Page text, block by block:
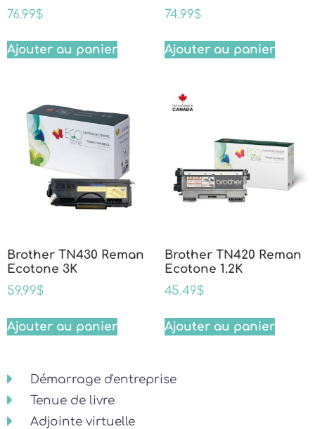
76.99$
Ajouter au panier
74.99$
Ajouter au panier
Brother TN430 Reman
Ecotone 3K
59.99$
Ajouter au panier
Brother TN420 Reman
Ecotone 1.2K
45.49$
Ajouter au panier
Démarrage d'entreprise
Tenue de livre
Adjointe virtuelle